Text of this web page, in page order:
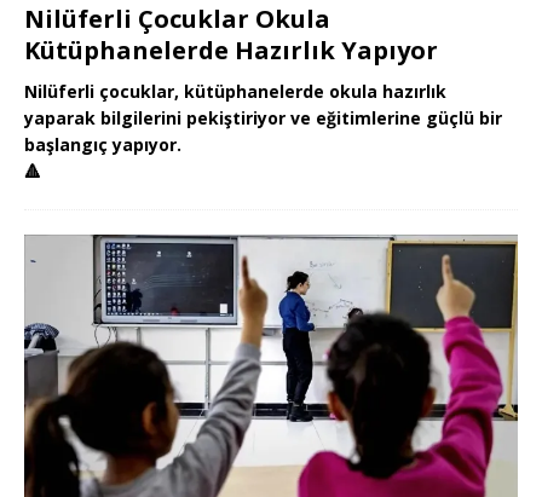
Nilüferli Çocuklar Okula
Kütüphanelerde Hazırlık Yapıyor
Nilüferli çocuklar, kütüphanelerde okula hazırlık
yaparak bilgilerini pekiştiriyor ve eğitimlerine güçlü bir
başlangıç yapıyor.
🔺